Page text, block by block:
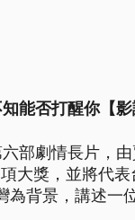
能否打醒你【影
部劇情長片，
大獎，並將代表
為背景，講述一